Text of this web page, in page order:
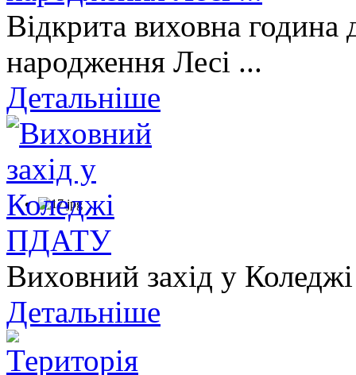
Відкрита виховна година
народження Лесі ...
Детальніше
Виховний захід у
Детальніше